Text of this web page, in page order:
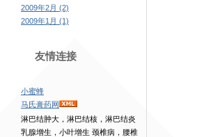
2009年2月 (2)
2009年1月 (1)
友情连接
小蜜蜂
马氏膏药网
淋巴结肿大，淋巴结核，淋巴结炎
乳腺增生，小叶增生 颈椎病，腰椎